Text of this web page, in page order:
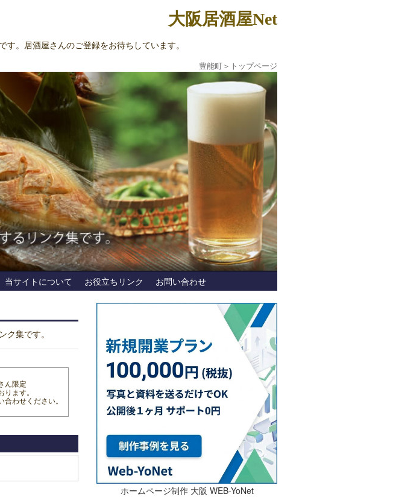
大阪居酒屋Net
。居酒屋さんのご登録をお待ちしています。
豊能町＞ トップページ
当サイトについて お役立ちリンク お問い合わせ
集です。
ん限定
ます。
合わせください。
ホームページ制作 大阪 WEB-YoNet